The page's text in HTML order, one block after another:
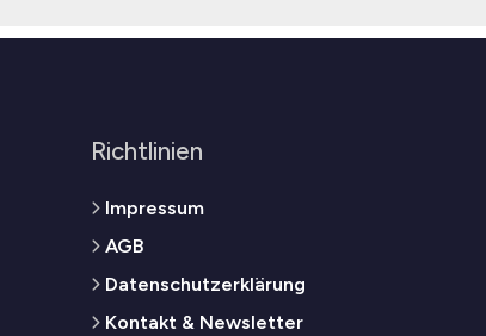
Richtlinien
Impressum
AGB
Datenschutzerklärung
Kontakt & Newsletter